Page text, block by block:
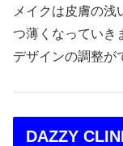
メイクは皮膚の
つ薄くなっていき
デザインの調整が
DAZZY